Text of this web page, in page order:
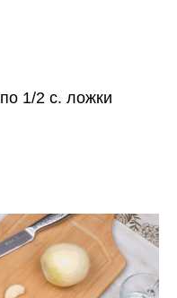
1/2 с. ложки